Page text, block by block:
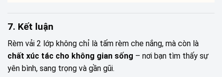
7. Kết luận
Rèm vải 2 lớp không chỉ là tấm rèm che nắng, mà còn là
chất xúc tác cho không gian sống – nơi bạn tìm thấy sự
yên bình, sang trọng và gần gũi.